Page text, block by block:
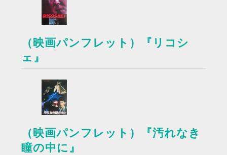
（映画パンフレット）『リコシ
ェ』
（映画パンフレット）『汚れなき
瞳の中に』